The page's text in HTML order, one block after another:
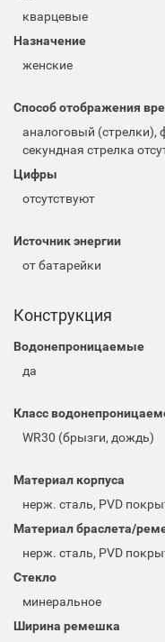
кварцевые
Назначение
женские
Способ отображения
аналоговый (стрелки),
секундная стрелка
Цифры
отсутствуют
Источник энергии
от батарейки
Конструкция
Водонепроницаемые
да
Класс
WR30 (брызги, дождь)
Материал корпуса
нерж. сталь, PVD
Материал браслета/
нерж. сталь, PVD
Стекло
минеральное
Ширина ремешка